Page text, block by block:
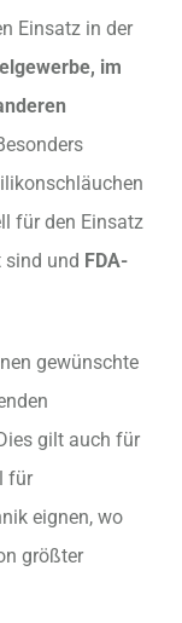
Einsatz in der
im
für den Einsatz
sind und FDA-
gewünschte
gilt auch für
für
eignen, wo
größter